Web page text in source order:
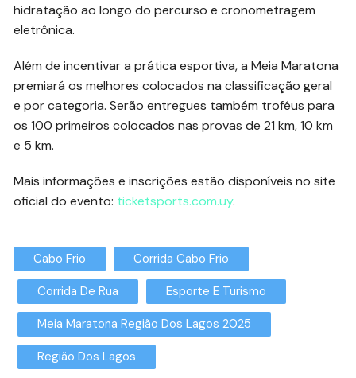
hidratação ao longo do percurso e cronometragem
eletrônica.
Além de incentivar a prática esportiva, a Meia Maratona
premiará os melhores colocados na classificação geral
e por categoria. Serão entregues também troféus para
os 100 primeiros colocados nas provas de 21 km, 10 km
e 5 km.
Mais informações e inscrições estão disponíveis no site
oficial do evento: ticketsports.com.uy.
Cabo Frio Corrida Cabo Frio
Corrida De Rua Esporte E Turismo
Meia Maratona Região Dos Lagos 2025
Região Dos Lagos